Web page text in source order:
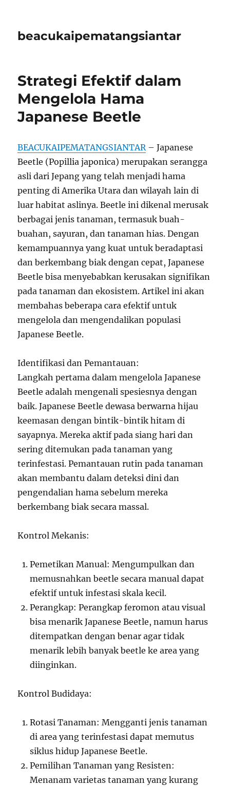
beacukaipematangsiantar
Strategi Efektif dalam
Mengelola Hama
Japanese Beetle
BEACUKAIPEMATANGSIANTAR– Japanese
Beetle (Popillia japonica) merupakan serangga
asli dari Jepang yang telah menjadi hama
penting di Amerika Utara dan wilayah lain di
luar habitat aslinya. Beetle ini dikenal merusak
berbagai jenis tanaman, termasuk buah-
buahan, sayuran, dan tanaman hias. Dengan
kemampuannya yang kuat untuk beradaptasi
dan berkembang biak dengan cepat, Japanese
Beetle bisa menyebabkan kerusakan signifikan
pada tanaman dan ekosistem. Artikel ini akan
membahas beberapa cara efektif untuk
mengelola dan mengendalikan populasi
Japanese Beetle.
Identifikasi dan Pemantauan:
Langkah pertama dalam mengelola Japanese
Beetle adalah mengenali spesiesnya dengan
baik. Japanese Beetle dewasa berwarna hijau
keemasan dengan bintik-bintik hitam di
sayapnya. Mereka aktif pada siang hari dan
sering ditemukan pada tanaman yang
terinfestasi. Pemantauan rutin pada tanaman
akan membantu dalam deteksi dini dan
pengendalian hama sebelum mereka
berkembang biak secara massal.
Kontrol Mekanis:
Pemetikan Manual: Mengumpulkan dan
memusnahkan beetle secara manual dapat
efektif untuk infestasi skala kecil.
Perangkap: Perangkap feromon atau visual
bisa menarik Japanese Beetle, namun harus
ditempatkan dengan benar agar tidak
menarik lebih banyak beetle ke area yang
diinginkan.
Kontrol Budidaya:
Rotasi Tanaman: Mengganti jenis tanaman
di area yang terinfestasi dapat memutus
siklus hidup Japanese Beetle.
Pemilihan Tanaman yang Resisten:
Menanam varietas tanaman yang kurang